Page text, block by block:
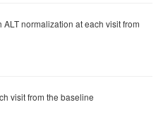
normalization at each visit from
visit from the baseline